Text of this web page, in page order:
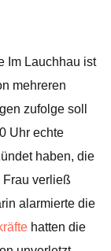
Im Lauchhau ist
mehreren
zufolge soll
Uhr echte
haben, die
Frau verließ
alarmierte die
hatten die